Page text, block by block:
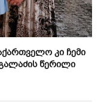
კი ჩემი
წერილი